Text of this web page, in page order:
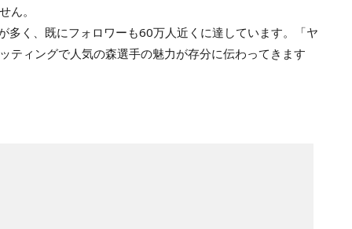
ん。
く、既にフォロワーも60万人近くに達しています。「ヤ
ティングで人気の森選手の魅力が存分に伝わってきます